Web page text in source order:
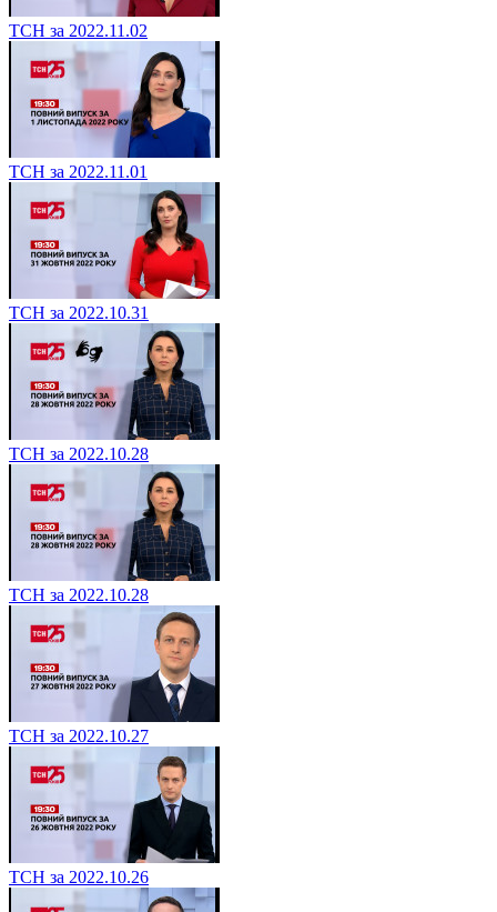
ТСН за 2022.11.02
ТСН за 2022.11.01
ТСН за 2022.10.31
ТСН за 2022.10.28
ТСН за 2022.10.28
ТСН за 2022.10.27
ТСН за 2022.10.26